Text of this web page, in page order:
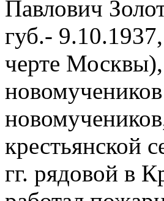
Павлович
губ.-
черте
крестьянской
гг. рядовой в